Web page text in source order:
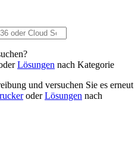
Lösungen nach Kategorie
und versuchen Sie es erneut
oderLösungen nach